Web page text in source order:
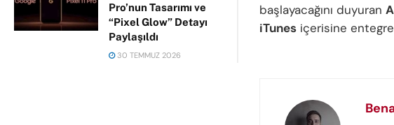
Pro’nun Tasarımı ve
“Pixel Glow” Detayı
Paylaşıldı
30 TEMMUZ 2026
başlayacağını duyuran
iTunes içerisine